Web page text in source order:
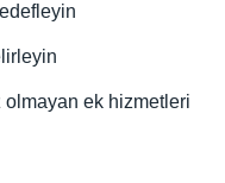
olmayan ek hizmetleri